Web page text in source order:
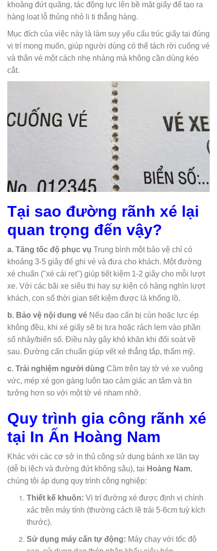
khoảng đứt quãng, tác động lực lên bề mặt giấy để tạo ra
hàng loạt lỗ thủng nhỏ li ti thẳng hàng.
Mục đích của việc này là làm suy yếu cấu trúc giấy tại đúng
vị trí mong muốn, giúp người dùng có thể tách rời cuống vé
và thân vé một cách nhẹ nhàng mà không cần dùng kéo
cắt.
Tại sao đường rãnh xé lại
quan trọng đến vậy?
a. Tăng tốc độ phục vụ Trung bình một bảo vệ chỉ có
khoảng 3-5 giây để ghi vé và đưa cho khách. Một đường
xé chuẩn ("xé cái rẹt") giúp tiết kiệm 1-2 giây cho mỗi lượt
xe. Với các bãi xe siêu thị hay sự kiện có hàng nghìn lượt
khách, con số thời gian tiết kiệm được là khổng lồ.
b. Bảo vệ nội dung vé Nếu dao cấn bị cùn hoặc lực ép
không đều, khi xé giấy sẽ bị tưa hoặc rách lẹm vào phần
số nhảy/biển số. Điều này gây khó khăn khi đối soát về
sau. Đường cấn chuẩn giúp vết xé thẳng tắp, thẩm mỹ.
c. Trải nghiệm người dùng Cầm trên tay tờ vé xe vuông
vức, mép xé gọn gàng luôn tạo cảm giác an tâm và tin
tưởng hơn so với một tờ vé nham nhở.
Quy trình gia công rãnh xé
tại In Ấn Hoàng Nam
Khác với các cơ sở in thủ công sử dụng bánh xe lăn tay
(dễ bị lệch và đường đứt không sâu), tại Hoàng Nam,
chúng tôi áp dụng quy trình công nghiệp:
Thiết kế khuôn: Vị trí đường xé được định vị chính
xác trên máy tính (thường cách lề trái 5-6cm tuỳ kích
thước).
Sử dụng máy cấn tự động: Máy chạy với tốc độ